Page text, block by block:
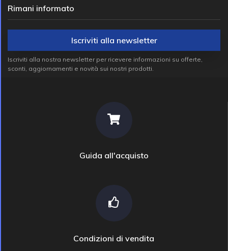
Rimani informato
Iscriviti alla newsletter
Iscriviti alla nostra newsletter per ricevere informazioni su offerte,
sconti, aggiornamenti e novità sui nostri prodotti.
Guida all'acquisto
Condizioni di vendita